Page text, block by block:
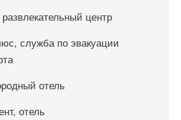
центр
служба по эвакуации
отель
отель